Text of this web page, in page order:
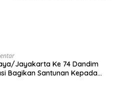
Jayakarta Ke 74 Dandim
Bagikan Santunan Kepada